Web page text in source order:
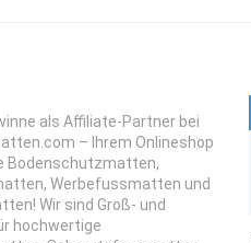
als Affiliate-Partner bei
– Ihrem Onlineshop
Bodenschutzmatten,
Werbefussmatten und
Wir sind Groß- und
hochwertige